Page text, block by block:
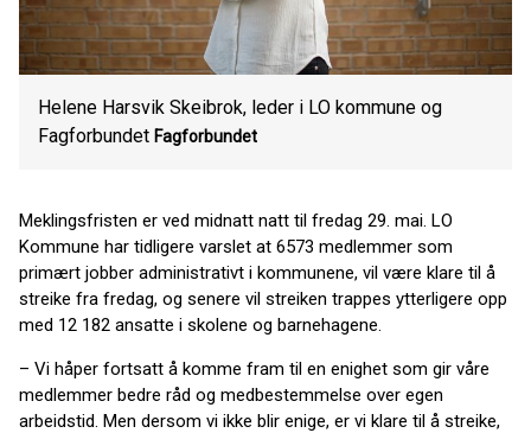
Helene Harsvik Skeibrok, leder i LO kommune og
Fagforbundet Fagforbundet
Meklingsfristen er ved midnatt natt til fredag 29. mai. LO
Kommune har tidligere varslet at 6573 medlemmer som
primært jobber administrativt i kommunene, vil være klare til å
streike fra fredag, og senere vil streiken trappes ytterligere opp
med 12 182 ansatte i skolene og barnehagene.
– Vi håper fortsatt å komme fram til en enighet som gir våre
medlemmer bedre råd og medbestemmelse over egen
arbeidstid. Men dersom vi ikke blir enige, er vi klare til å streike,